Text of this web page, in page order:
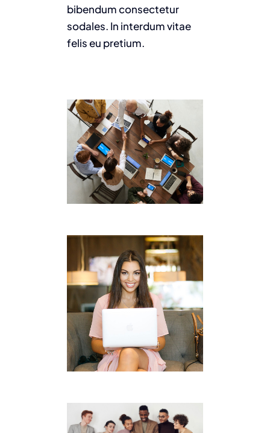
bibendum consectetur
sodales. In interdum vitae
felis eu pretium.